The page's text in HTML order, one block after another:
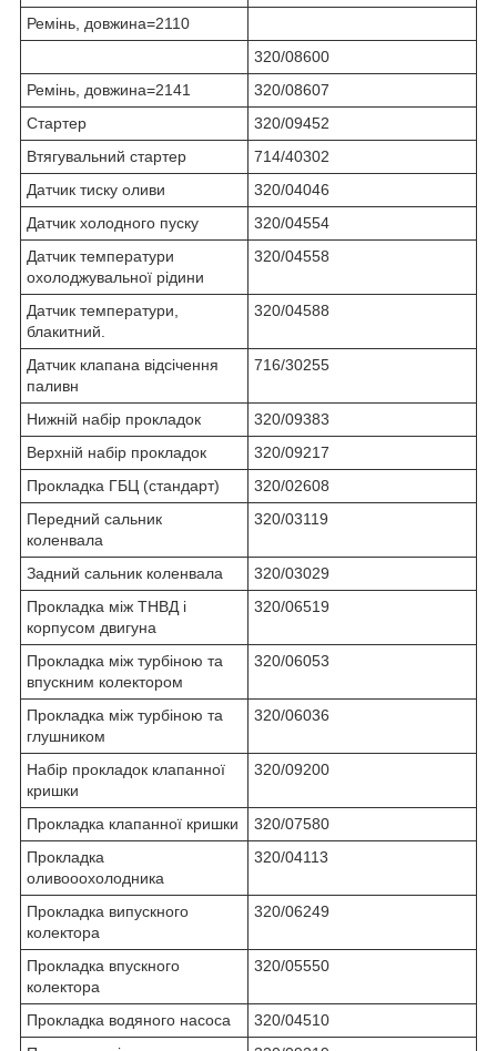
Ремінь, довжина=2110
320/08600
Ремінь, довжина=2141
320/08607
Стартер
320/09452
Втягувальний стартер
714/40302
Датчик тиску оливи
320/04046
Датчик холодного пуску
320/04554
Датчик температури
охолоджувальної рідини
320/04558
Датчик температури,
блакитний.
320/04588
Датчик клапана відсічення
паливн
716/30255
Нижній набір прокладок
320/09383
Верхній набір прокладок
320/09217
Прокладка ГБЦ (стандарт)
320/02608
Передний сальник
коленвала
320/03119
Задний сальник коленвала
320/03029
Прокладка між ТНВД і
корпусом двигуна
320/06519
Прокладка між турбіною та
впускним колектором
320/06053
Прокладка між турбіною та
глушником
320/06036
Набір прокладок клапанної
кришки
320/09200
Прокладка клапанної кришки
320/07580
Прокладка
оливооохолодника
320/04113
Прокладка випускного
колектора
320/06249
Прокладка впускного
колектора
320/05550
Прокладка водяного насоса
320/04510